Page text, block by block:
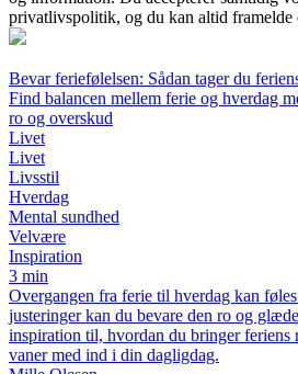
privatlivspolitik, og du kan altid framelde
Bevar feriefølelsen: Sådan tager du
Find balancen mellem ferie og hverdag
ro og overskud
Livet
Livet
Livsstil
Hverdag
Mental sundhed
Velvære
Inspiration
3 min
Overgangen fra ferie til hverdag kan
justeringer kan du bevare den ro og
inspiration til, hvordan du bringer
vaner med ind i din dagligdag.